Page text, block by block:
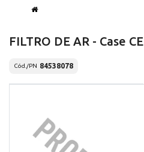
FILTRO DE AR - Case CE
Cód./PN 84538078